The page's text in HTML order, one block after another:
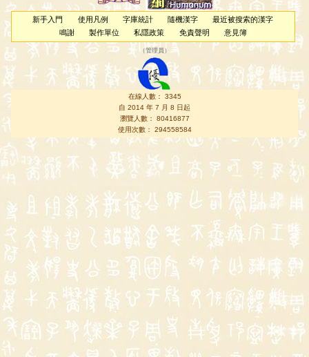
新手入門 使用凡例 字庫統計 隨機漢字
最近被搜索的漢字
鳴謝
製作單位 私隱政策 免責聲明 意見簿
（管理員 ）
在線人數： 3345
自 2014 年 7 月 8 日起
瀏覽人數： 80416877
使用次數： 294558584